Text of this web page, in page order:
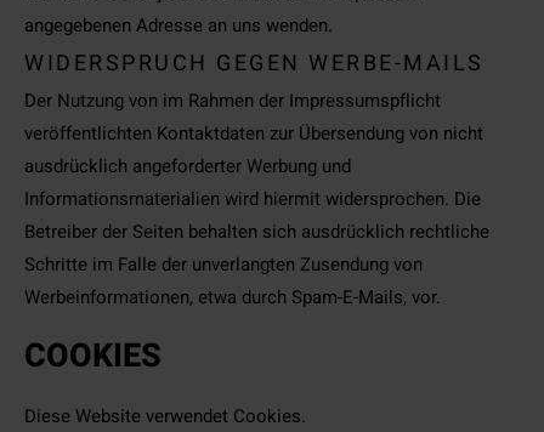
angegebenen Adresse an uns wenden.
WIDERSPRUCH GEGEN WERBE-MAILS
Der Nutzung von im Rahmen der Impressumspflicht
veröffentlichten Kontaktdaten zur Übersendung von nicht
ausdrücklich angeforderter Werbung und
Informationsmaterialien wird hiermit widersprochen. Die
Betreiber der Seiten behalten sich ausdrücklich rechtliche
Schritte im Falle der unverlangten Zusendung von
Werbeinformationen, etwa durch Spam-E-Mails, vor.
COOKIES
Diese Website verwendet Cookies.